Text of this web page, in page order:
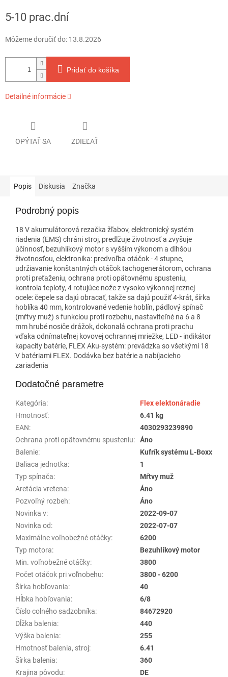
cena:
5-10 prac.dní
Môžeme doručiť do: 13.8.2026
Pridať do košíka
Detailné informácie
OPÝTAŤ SA ZDIEĽAŤ
Popis Diskusia Značka
Podrobný popis
18 V akumulátorová rezačka žľabov, elektronický systém
riadenia (EMS) chráni stroj, predlžuje životnosť a zvyšuje
účinnosť, bezuhlíkový motor s vyšším výkonom a dlhšou
životnosťou, elektronika: predvoľba otáčok - 4 stupne,
udržiavanie konštantných otáčok tachogenerátorom, ochrana
proti preťaženiu, ochrana proti opätovnému spusteniu,
kontrola teploty, 4 rotujúce nože z vysoko výkonnej reznej
ocele: čepele sa dajú obracať, takže sa dajú použiť 4-krát, šírka
hoblíka 40 mm, kontrolované vedenie hoblín, pádlový spínač
(mŕtvy muž) s funkciou proti rozbehu, nastaviteľné na 6 a 8
mm hrubé nosiče drážok, dokonalá ochrana proti prachu
vďaka odnímateľnej kovovej ochrannej mriežke, LED - indikátor
kapacity batérie, FLEX Aku-systém: prevádzka so všetkými 18
V batériami FLEX. Dodávka bez batérie a nabíjacieho
zariadenia
Dodatočné parametre
Kategória:
Flex elektonáradie
Hmotnosť:
6.41 kg
EAN:
4030293239890
Ochrana proti opätovnému spusteniu:
Áno
Balenie:
Kufrík systému L-Boxx
Baliaca jednotka:
1
Typ spínača:
Mŕtvy muž
Aretácia vretena:
Áno
Pozvoľný rozbeh:
Áno
Novinka v:
2022-09-07
Novinka od:
2022-07-07
Maximálne voľnobežné otáčky:
6200
Typ motora:
Bezuhlíkový motor
Min. voľnobežné otáčky:
3800
Počet otáčok pri voľnobehu:
3800 - 6200
Šírka hobľovania:
40
Hĺbka hobľovania:
6/8
Číslo colného sadzobníka:
84672920
Dĺžka balenia:
440
Výška balenia:
255
Hmotnosť balenia, stroj:
6.41
Šírka balenia:
360
Krajina pôvodu:
DE